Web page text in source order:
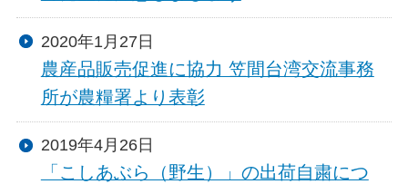
2020年1月27日
農産品販売促進に協力 笠間台湾交流事務
所が農糧署より表彰
2019年4月26日
「こしあぶら（野生）」の出荷自粛につ